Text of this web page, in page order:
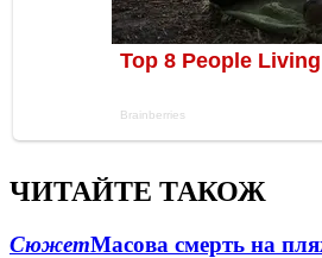
ЧИТАЙТЕ ТАКОЖ
СюжетМасова смерть на